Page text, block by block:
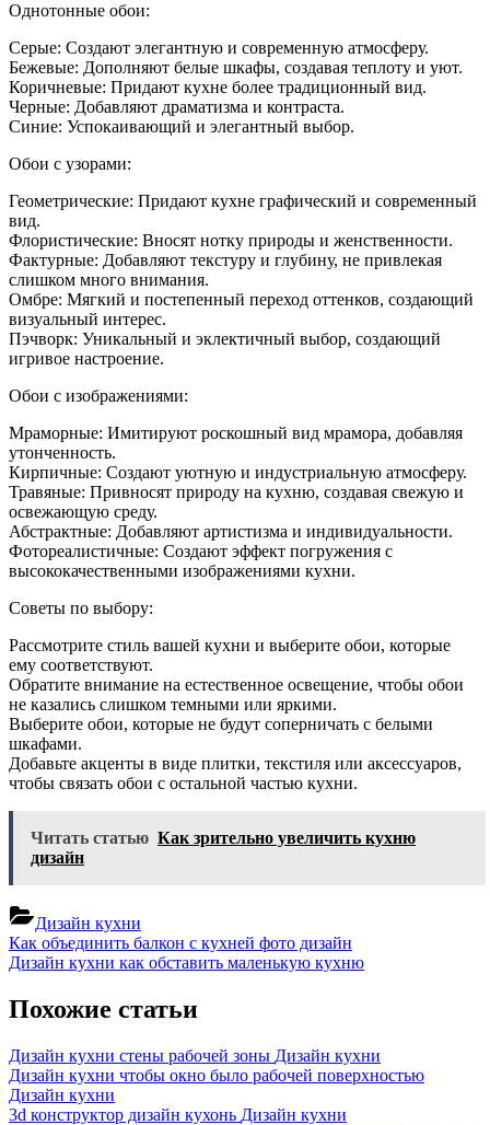
Однотонные обои:
Серые: Создают элегантную и современную атмосферу.
Бежевые: Дополняют белые шкафы, создавая теплоту и уют.
Коричневые: Придают кухне более традиционный вид.
Черные: Добавляют драматизма и контраста.
Синие: Успокаивающий и элегантный выбор.
Обои с узорами:
Геометрические: Придают кухне графический и современный
вид.
Флористические: Вносят нотку природы и женственности.
Фактурные: Добавляют текстуру и глубину, не привлекая
слишком много внимания.
Омбре: Мягкий и постепенный переход оттенков, создающий
визуальный интерес.
Пэчворк: Уникальный и эклектичный выбор, создающий
игривое настроение.
Обои с изображениями:
Мраморные: Имитируют роскошный вид мрамора, добавляя
утонченность.
Кирпичные: Создают уютную и индустриальную атмосферу.
Травяные: Привносят природу на кухню, создавая свежую и
освежающую среду.
Абстрактные: Добавляют артистизма и индивидуальности.
Фотореалистичные: Создают эффект погружения с
высококачественными изображениями кухни.
Советы по выбору:
Рассмотрите стиль вашей кухни и выберите обои, которые
ему соответствуют.
Обратите внимание на естественное освещение, чтобы обои
не казались слишком темными или яркими.
Выберите обои, которые не будут соперничать с белыми
шкафами.
Добавьте акценты в виде плитки, текстиля или аксессуаров,
чтобы связать обои с остальной частью кухни.
Читать статью Как зрительно увеличить кухню
дизайн
Дизайн кухни
Навигация
по
записям
Previous
Post:
Как объединить балкон с кухней фото дизайн
Next
Дизайн кухни как обставить маленькую кухню
Похожие статьи
Дизайн кухни стены рабочей зоны Дизайн кухни
Дизайн кухни чтобы окно было рабочей поверхностью
Дизайн кухни
3d конструктор дизайн кухонь Дизайн кухни